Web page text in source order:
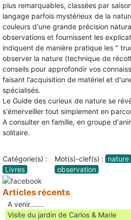
plus remarquables, classées par
langage parfois mystérieux de la
couleurs d'une grande précision
observations et fournissent les
indiquent de manière pratique les "
observer la nature (technique de
conseils pour approfondir vos
faisant l'acquisition de matériel et
spécialisés.
Le Guide des curieux de nature se
s'émerveiller tout simplement en
A consulter en famille, en groupe
solitaire.
Catégorie(s) :
Livres
Mot(s)-clef(s) : nature
observation
Articles récents
A venir.......
Visite du jardin de Carlos & Marie